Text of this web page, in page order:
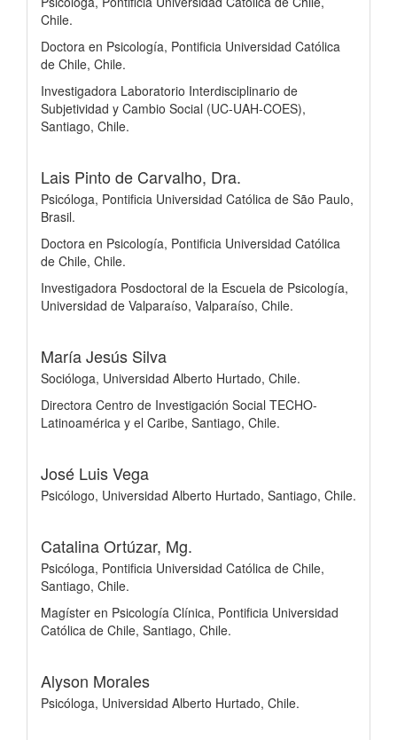
Chile.
Doctora en Psicología, Pontificia Universidad Católica
de Chile, Chile.
Investigadora Laboratorio Interdisciplinario de
Subjetividad y Cambio Social (UC-UAH-COES),
Santiago, Chile.
Lais Pinto de Carvalho, Dra.
Psicóloga, Pontificia Universidad Católica de São Paulo,
Brasil.
Doctora en Psicología, Pontificia Universidad Católica
de Chile, Chile.
Investigadora Posdoctoral de la Escuela de Psicología,
Universidad de Valparaíso, Valparaíso, Chile.
María Jesús Silva
Socióloga, Universidad Alberto Hurtado, Chile.
Directora Centro de Investigación Social TECHO-
Latinoamérica y el Caribe, Santiago, Chile.
José Luis Vega
Psicólogo, Universidad Alberto Hurtado, Santiago, Chile.
Catalina Ortúzar, Mg.
Psicóloga, Pontificia Universidad Católica de Chile,
Santiago, Chile.
Magíster en Psicología Clínica, Pontificia Universidad
Católica de Chile, Santiago, Chile.
Alyson Morales
Psicóloga, Universidad Alberto Hurtado, Chile.